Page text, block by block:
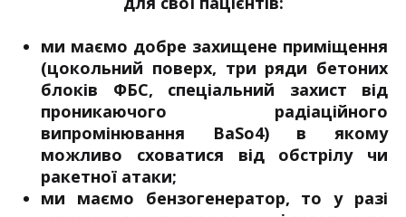
ми маємо добре захищене приміщення
(цокольний поверх, три ряди бетоних
блоків ФБС, спеціальний захист від
проникаючого радіаційного
випромінювання BaSo4) в якому
можливо сховатися від обстрілу чи
ракетної атаки;
ми маємо бензогенератор, то у разі